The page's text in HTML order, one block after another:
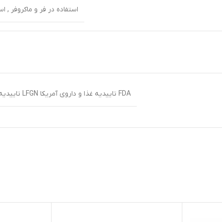
استفاده در فر و ماکروفر
FDA تاییدیه غذا و داروی آمریکا LFGN تاییدیه غذا و داروی آلمان گواهینامه REACH BPA FREE(مناسب قشر حساس)